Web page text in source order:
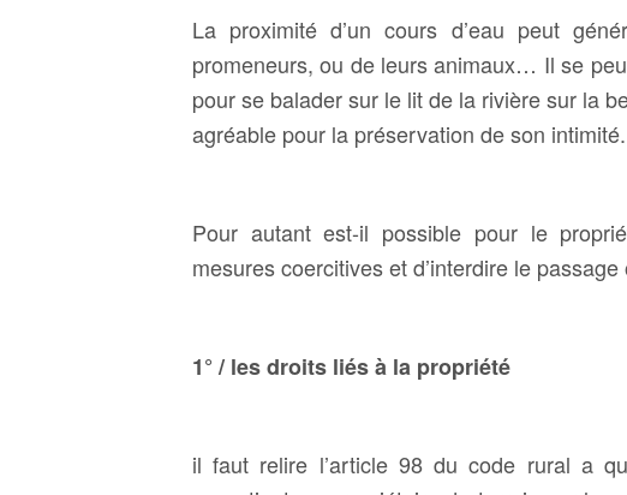
La proximité d’un cours d’eau peut
promeneurs, ou de leurs animaux… Il se
pour se balader sur le lit de la rivière sur la
agréable pour la préservation de son intimité.
Pour autant est-il possible pour le
mesures coercitives et d’interdire le
1° / les droits liés à la propriété
il faut relire l’article 98 du code rural a